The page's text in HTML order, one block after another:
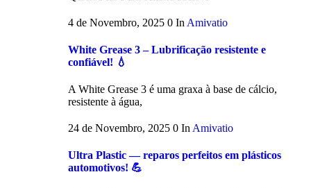
4 de Novembro, 2025 0 In Amivatio
White Grease 3 – Lubrificação resistente e
confiável! 💧
A White Grease 3 é uma graxa à base de cálcio,
resistente à água,
24 de Novembro, 2025 0 In Amivatio
Ultra Plastic — reparos perfeitos em plásticos
automotivos! 💪